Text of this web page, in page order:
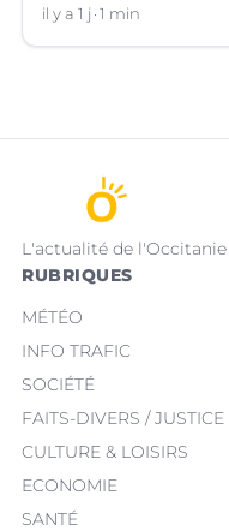
il y a 1 j 1 min
L'actualité de
RUBRIQUES
MÉTÉO
INFO TRAFIC
SOCIÉTÉ
FAITS-DIVERS / JUSTICE
CULTURE & LOISIRS
ECONOMIE
SANTÉ